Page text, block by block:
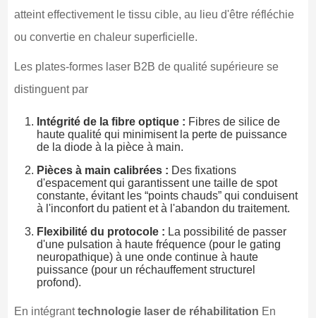
atteint effectivement le tissu cible, au lieu d'être réfléchie
ou convertie en chaleur superficielle.
Les plates-formes laser B2B de qualité supérieure se
distinguent par
Intégrité de la fibre optique : Fibres de silice de
haute qualité qui minimisent la perte de puissance
de la diode à la pièce à main.
Pièces à main calibrées : Des fixations
d'espacement qui garantissent une taille de spot
constante, évitant les “points chauds” qui conduisent
à l'inconfort du patient et à l'abandon du traitement.
Flexibilité du protocole : La possibilité de passer
d'une pulsation à haute fréquence (pour le gating
neuropathique) à une onde continue à haute
puissance (pour un réchauffement structurel
profond).
En intégranttechnologie laser de réhabilitation En